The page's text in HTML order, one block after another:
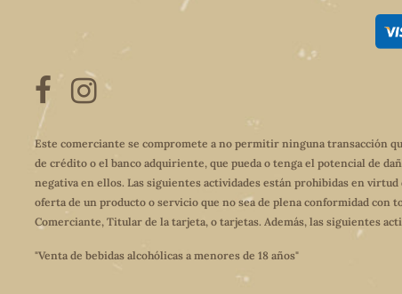
Este comerciante se compromete a no permitir ninguna transacción
de crédito o el banco adquiriente, que pueda o tenga el potencial de
negativa en ellos. Las siguientes actividades están prohibidas en
oferta de un producto o servicio que no sea de plena conformidad con
Comerciante, Titular de la tarjeta, o tarjetas. Además, las siguientes
"Venta de bebidas alcohólicas a menores de 18 años"